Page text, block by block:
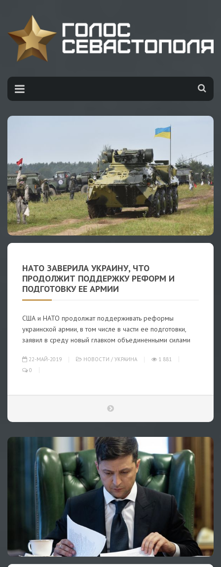
НАТО ЗАВЕРИЛА УКРАИНУ, ЧТО
ПРОДОЛЖИТ ПОДДЕРЖКУ РЕФОРМ И
ПОДГОТОВКУ ЕЕ АРМИИ
США и НАТО продолжат поддерживать реформы
украинской армии, в том числе в части ее подготовки,
заявил в среду новый главком объединенными силами
22-МАЙ-2019 НОВОСТИ / УКРАИНА
1 881
0